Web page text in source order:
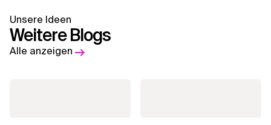
Unsere Ideen
Weitere Blogs
Alle anzeigen